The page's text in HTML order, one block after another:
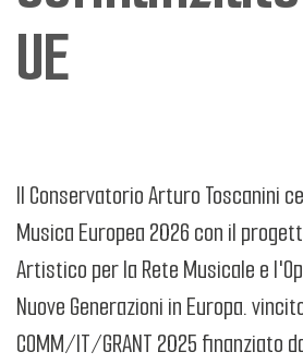
UE
Il Conservatorio Arturo Toscanini
Musica Europea 2026 con il
Artistico per la Rete Musicale e
Nuove Generazioni in Europa.
COMM/IT/GRANT 2025 finanziato